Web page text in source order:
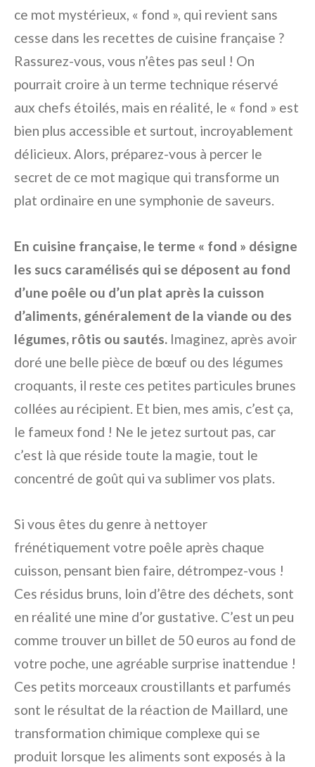
ce mot mystérieux, « fond », qui revient sans
cesse dans les recettes de cuisine française ?
Rassurez-vous, vous n’êtes pas seul ! On
pourrait croire à un terme technique réservé
aux chefs étoilés, mais en réalité, le « fond » est
bien plus accessible et surtout, incroyablement
délicieux. Alors, préparez-vous à percer le
secret de ce mot magique qui transforme un
plat ordinaire en une symphonie de saveurs.
En cuisine française, le terme « fond » désigne
les sucs caramélisés qui se déposent au fond
d’une poêle ou d’un plat après la cuisson
d’aliments, généralement de la viande ou des
légumes, rôtis ou sautés. Imaginez, après avoir
doré une belle pièce de bœuf ou des légumes
croquants, il reste ces petites particules brunes
collées au récipient. Et bien, mes amis, c’est ça,
le fameux fond ! Ne le jetez surtout pas, car
c’est là que réside toute la magie, tout le
concentré de goût qui va sublimer vos plats.
Si vous êtes du genre à nettoyer
frénétiquement votre poêle après chaque
cuisson, pensant bien faire, détrompez-vous !
Ces résidus bruns, loin d’être des déchets, sont
en réalité une mine d’or gustative. C’est un peu
comme trouver un billet de 50 euros au fond de
votre poche, une agréable surprise inattendue !
Ces petits morceaux croustillants et parfumés
sont le résultat de la réaction de Maillard, une
transformation chimique complexe qui se
produit lorsque les aliments sont exposés à la